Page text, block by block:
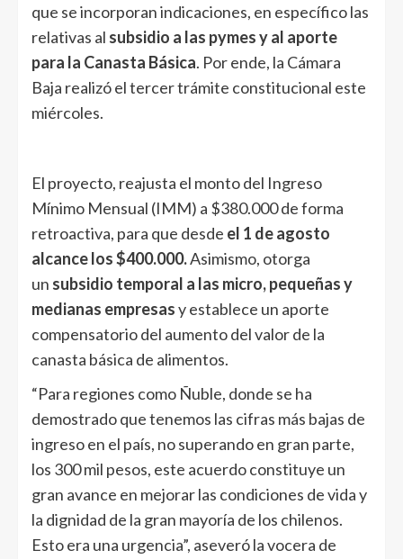
que se incorporan indicaciones, en específico las
relativas al subsidio a las pymes y al aporte
para la Canasta Básica. Por ende, la Cámara
Baja realizó el tercer trámite constitucional este
miércoles.
El proyecto, reajusta el monto del Ingreso
Mínimo Mensual (IMM) a $380.000 de forma
retroactiva, para que desde el 1 de agosto
alcance los $400.000.Asimismo, otorga
un subsidio temporal a las micro, pequeñas y
medianas empresasy establece un aporte
compensatorio del aumento del valor de la
canasta básica de alimentos.
“Para regiones como Ñuble, donde se ha
demostrado que tenemos las cifras más bajas de
ingreso en el país, no superando en gran parte,
los 300 mil pesos, este acuerdo constituye un
gran avance en mejorar las condiciones de vida y
la dignidad de la gran mayoría de los chilenos.
Esto era una urgencia”, aseveró la vocera de